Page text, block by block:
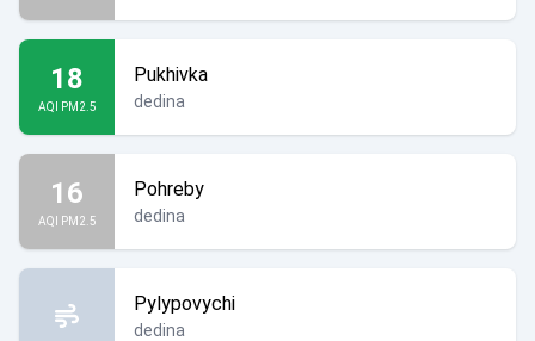
18
AQI PM2.5
Pukhivka
dedina
16
AQI PM2.5
Pohreby
dedina
Pylypovychi
dedina